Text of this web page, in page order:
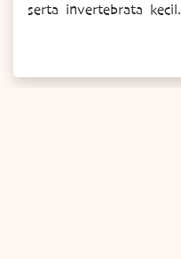
serta invertebrata kecil.